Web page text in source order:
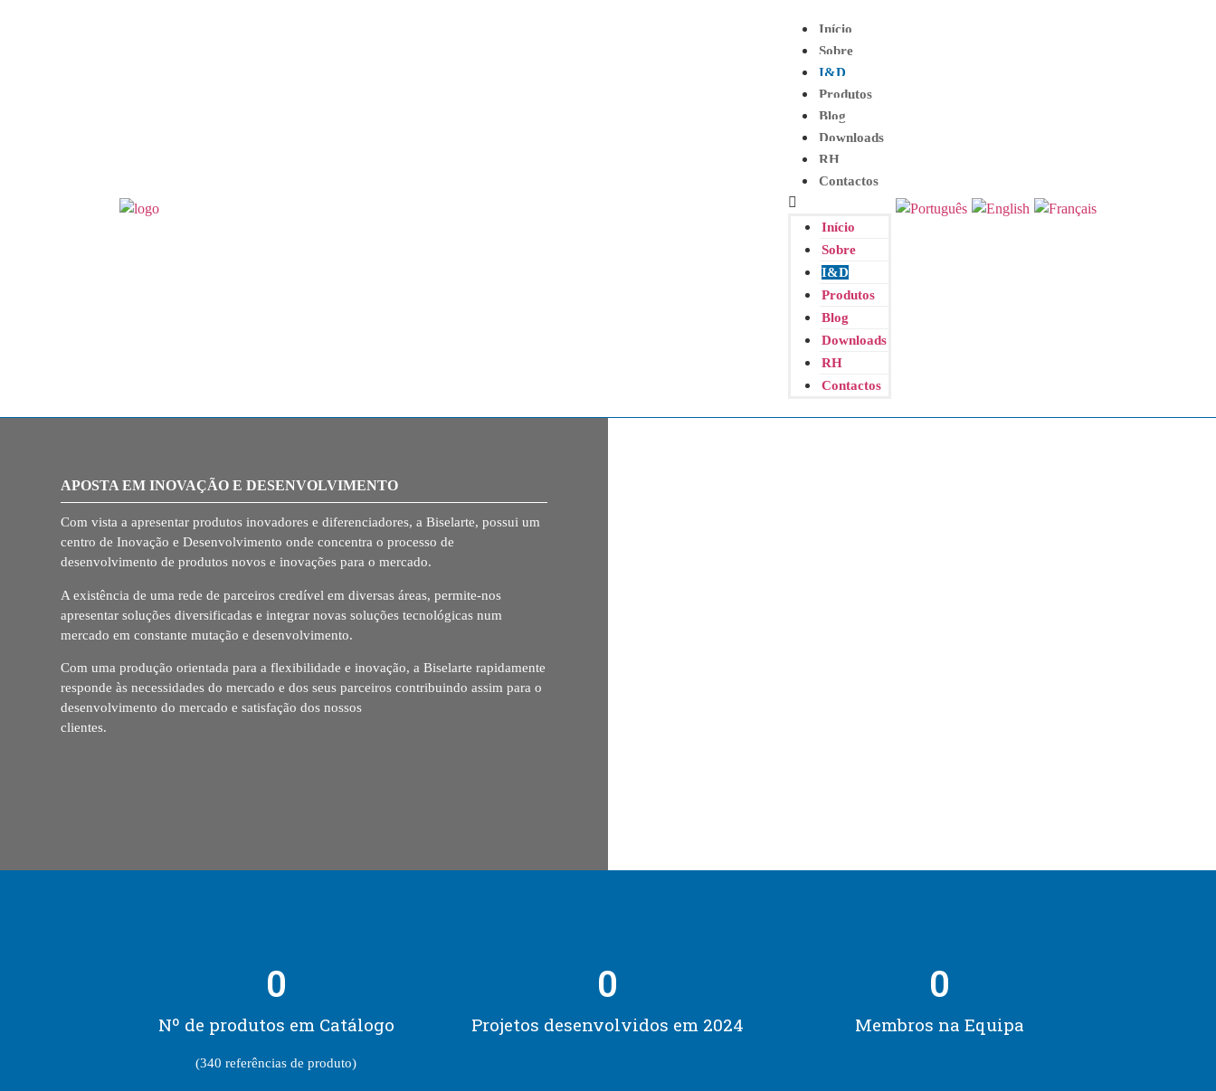
Início
Sobre
I&D
Produtos
Blog
Downloads
RH
Contactos
Início
Sobre
I&D
Produtos
Blog
Downloads
RH
Contactos
APOSTA EM INOVAÇÃO E DESENVOLVIMENTO
Com vista a apresentar produtos inovadores e diferenciadores, a Biselarte, possui um
centro de Inovação e Desenvolvimento onde concentra o processo de
desenvolvimento de produtos novos e inovações para o mercado.
A existência de uma rede de parceiros credível em diversas áreas, permite-nos
apresentar soluções diversificadas e integrar novas soluções tecnológicas num
mercado em constante mutação e desenvolvimento.
Com uma produção orientada para a flexibilidade e inovação, a Biselarte rapidamente
responde às necessidades do mercado e dos seus parceiros contribuindo assim para o
desenvolvimento do mercado e satisfação dos nossos
clientes.
0
Nº de produtos em Catálogo
(340 referências de produto)
0
Projetos desenvolvidos em 2024
0
Membros na Equipa